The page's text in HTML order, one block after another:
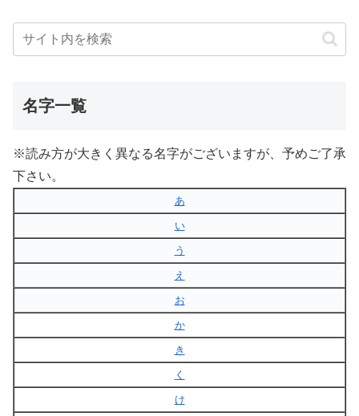
名字一覧
※読み方が大きく異なる名字がございますが、予めご了承
下さい。
あ
い
う
え
お
か
き
く
け